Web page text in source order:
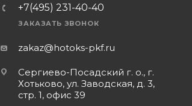
+7(495) 231-40-40
ЗАКАЗАТЬ ЗВОНОК
zakaz@hotoks-pkf.ru
Сергиево-Посадский г. о., г.
Хотьково, ул. Заводская, д. 3,
стр. 1, офис 39